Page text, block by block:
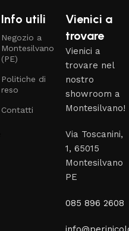
Info utili
Negozio a
Montesilvano
(PE)
Politiche di
reso
Contatti
Vienici a
trovare
Vienici a
trovare nel
nostro
showroom a
Montesilvano!
Via Toscanini,
1, 65015
Montesilvano
PE
085 896 2608